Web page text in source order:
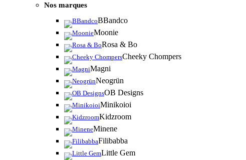
Nos marques
BBandco
Moonie
Rosa & Bo
Cheeky Chompers
Magni
Neogrün
OB Designs
Minikoioi
Kidzroom
Minene
Filibabba
Little Gem